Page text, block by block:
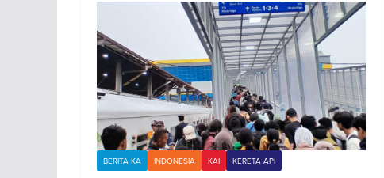
BERITA KA INDONESIA KAI KERETA API